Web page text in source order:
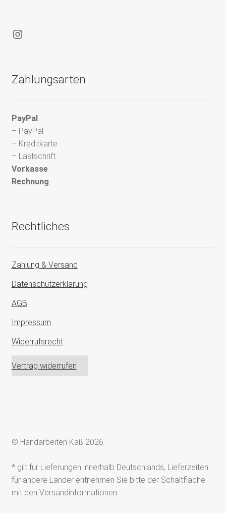
Instagram
Zahlungsarten
PayPal
– PayPal
– Kreditkarte
– Lastschrift
Vorkasse
Rechnung
Rechtliches
Zahlung & Versand
Datenschutzerklärung
AGB
Impressum
Widerrufsrecht
Vertrag widerrufen
© Handarbeiten Käß 2026
* gilt für Lieferungen innerhalb Deutschlands, Lieferzeiten
für andere Länder entnehmen Sie bitte der Schaltfläche
mit den Versandinformationen.